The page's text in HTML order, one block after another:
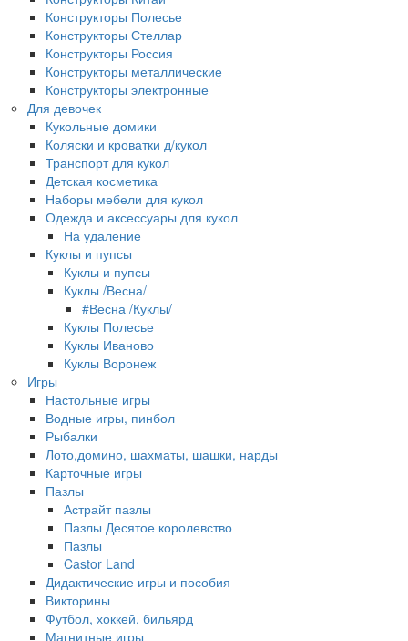
Конструкторы Полесье
Конструкторы Стеллар
Конструкторы Россия
Конструкторы металлические
Конструкторы электронные
Для девочек
Кукольные домики
Коляски и кроватки д/кукол
Транспорт для кукол
Детская косметика
Наборы мебели для кукол
Одежда и аксессуары для кукол
На удаление
Куклы и пупсы
Куклы и пупсы
Куклы /Весна/
#Весна /Куклы/
Куклы Полесье
Куклы Иваново
Куклы Воронеж
Игры
Настольные игры
Водные игры, пинбол
Рыбалки
Лото,домино, шахматы, шашки, нарды
Карточные игры
Пазлы
Астрайт пазлы
Пазлы Десятое королевство
Пазлы
Castor Land
Дидактические игры и пособия
Викторины
Футбол, хоккей, бильярд
Магнитные игры